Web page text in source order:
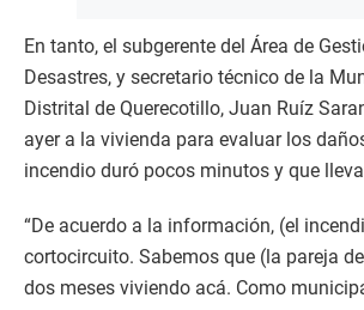
En tanto, el subgerente del Área de
Desastres, y secretario técnico de la
Distrital de Querecotillo, Juan Ruíz
ayer a la vivienda para evaluar los
incendio duró pocos minutos y que
“De acuerdo a la información, (el
cortocircuito. Sabemos que (la pareja
dos meses viviendo acá. Como